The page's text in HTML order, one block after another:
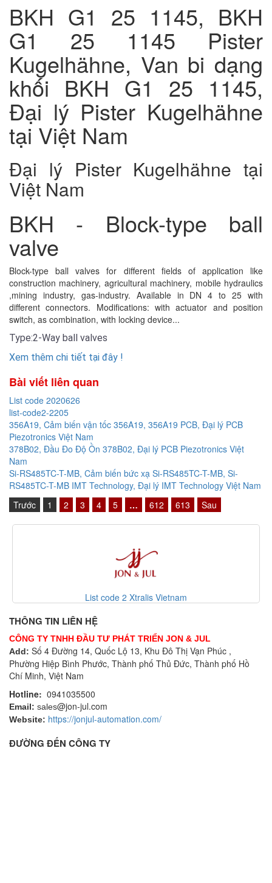
BKH G1 25 1145, BKH
G1 25 1145 Pister
Kugelhähne, Van bi dạng
khối BKH G1 25 1145,
Đại lý Pister Kugelhähne
tại Việt Nam
Đại lý Pister Kugelhähne tại
Việt Nam
BKH - Block-type ball
valve
Block-type ball valves for different fields of application like
construction machinery, agricultural machinery, mobile hydraulics
,mining industry, gas-industry. Available in DN 4 to 25 with
different connectors. Modifications: with actuator and position
switch, as combination, with locking device...
Type:2-Way ball valves
Xem thêm chi tiết tại đây !
Bài viết liên quan
List code 2020626
list-code2-2205
356A19, Cảm biến vận tốc 356A19, 356A19 PCB, Đại lý PCB
Piezotronics Việt Nam
378B02, Đầu Đo Độ Ồn 378B02, Đại lý PCB Piezotronics Việt
Nam
Si-RS485TC-T-MB, Cảm biến bức xạ Si-RS485TC-T-MB, Si-
RS485TC-T-MB IMT Technology, Đại lý IMT Technology Việt Nam
Trước
1 2 3 4 5 … 612 613 Sau
THÔNG TIN LIÊN HỆ
CÔNG TY TNHH ĐẦU TƯ PHÁT TRIỂN JON & JUL
Add: Số 4 Đường 14, Quốc Lộ 13, Khu Đô Thị Vạn Phúc ,
Phường Hiệp Bình Phước, Thành phố Thủ Đức, Thành phố Hồ
Chí Minh, Việt Nam
Hotline: 0941035500
Email: sales@jon-jul.com
Website: https://jonjul-automation.com/
ĐƯỜNG ĐẾN CÔNG TY